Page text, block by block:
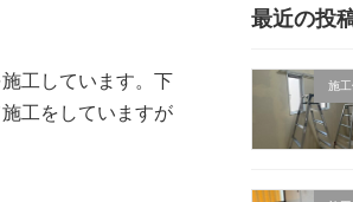
工しています。下
工をしていますが
最近の投
施工